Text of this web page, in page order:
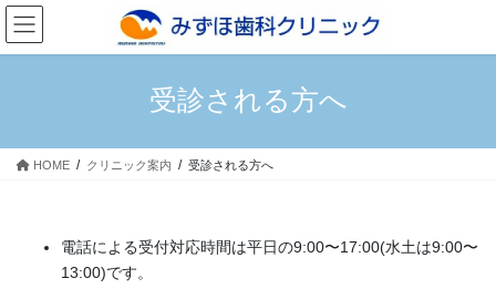
コ
ン
テ
ス
ナ
ビ
ゲ
ン
受診される方へ
HOME クリニック案内 受診される方へ
電話による受付対応時間は平日の9:00〜17:00(水土は9:00〜
13:00)です。